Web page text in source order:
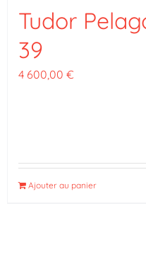
Tudor
39
4 600,00 €
Ajouter au panier